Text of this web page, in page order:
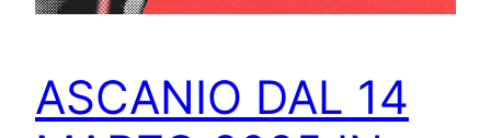
ASCANIO DAL 14